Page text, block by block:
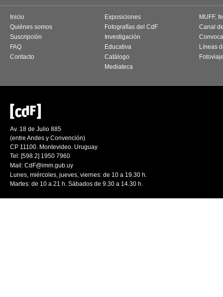
Inicio
Quiénes somos
Suscripción
FAQ
Contacto
Exposiciones
Fotografías del CdF
Investigación
Educativa
Catálogo
Mediateca
MUFF,
Canal
Líneas
Av. 18 de Julio 885
(entre Andes y Convención)
CP 11100. Montevideo. Uruguay
Tel: [598 2] 1950 7960
Mail: CdF@imm.gub.uy
Lunes, miércoles, jueves, viernes: de 10 a 19.30 h.
Martes: de 10 a 21 h. Sábados de 9.30 a 14.30 h.